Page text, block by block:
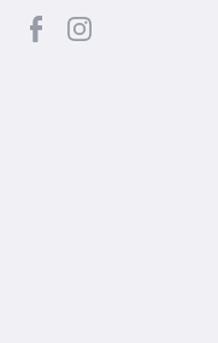
facebook